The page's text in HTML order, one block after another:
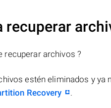
recuperar
recuperar archivos ?
estén eliminados y
Recovery .